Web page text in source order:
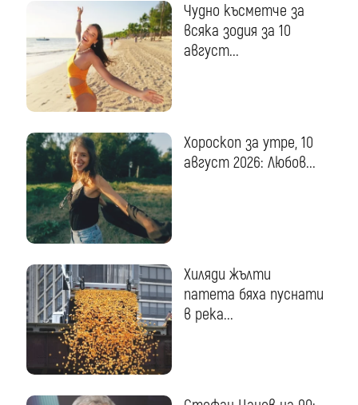
Чудно късметче за
всяка зодия за 10
август...
Хороскоп за утре, 10
август 2026: Любов...
Хиляди жълти
патета бяха пуснати
в река...